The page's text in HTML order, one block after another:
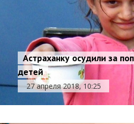
Астраханку осудили за
детей
27 апреля 2018, 10:25